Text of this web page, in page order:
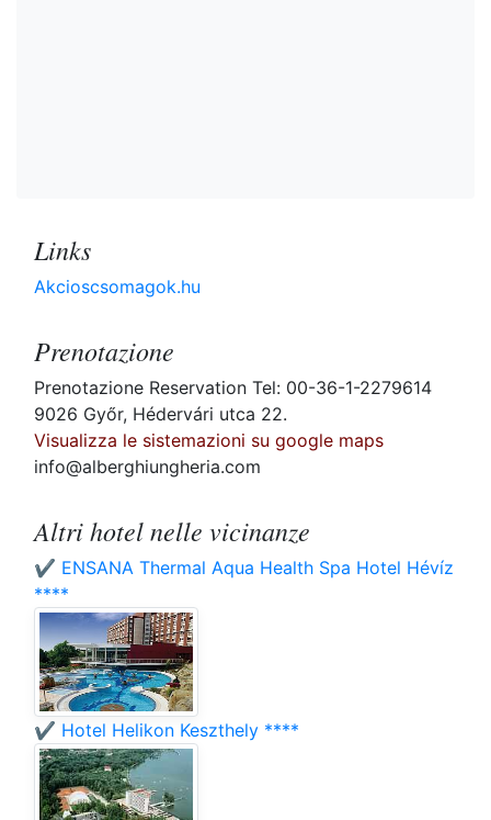
Links
Akcioscsomagok.hu
Prenotazione
Prenotazione Reservation Tel: 00-36-1-2279614
9026 Győr, Hédervári utca 22.
Visualizza le sistemazioni su google maps
info@alberghiungheria.com
Altri hotel nelle vicinanze
✔️ ENSANA Thermal Aqua Health Spa Hotel Hévíz
****
✔️ Hotel Helikon Keszthely ****